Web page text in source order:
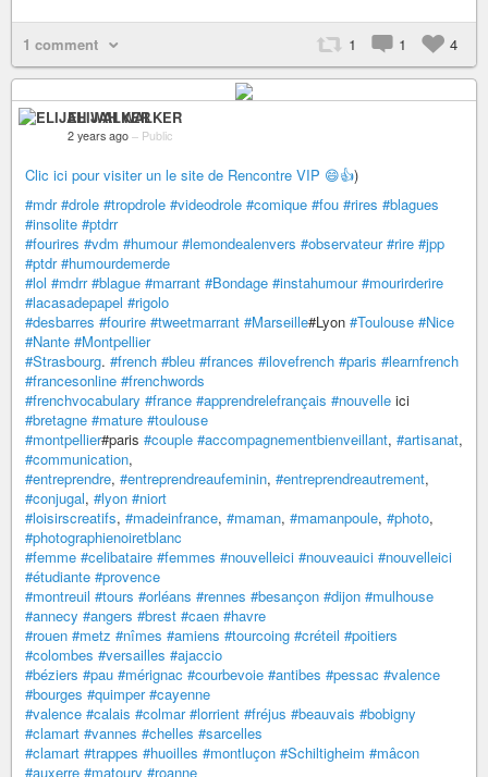
1 comment 1 1 4
ELIJAH WALKER
2 years ago – Public
Clic ici pour visiter un le site de Rencontre VIP 😄👍)
#mdr #drole #tropdrole #videodrole #comique #fou #rires #blagues
#insolite #ptdrr
#fourires #vdm #humour #lemondealenvers #observateur #rire #jpp
#ptdr #humourdemerde
#lol #mdrr #blague #marrant #Bondage #instahumour #mourirderire
#lacasadepapel #rigolo
#desbarres #fourire #tweetmarrant #Marseille#Lyon #Toulouse #Nice
#Nante #Montpellier
#Strasbourg. #french #bleu #frances #ilovefrench #paris #learnfrench
#francesonline #frenchwords
#frenchvocabulary #france #apprendrelefrançais #nouvelle ici
#bretagne #mature #toulouse
#montpellier#paris #couple #accompagnementbienveillant, #artisanat,
#communication,
#entreprendre, #entreprendreaufeminin, #entreprendreautrement,
#conjugal, #lyon #niort
#loisirscreatifs, #madeinfrance, #maman, #mamanpoule, #photo,
#photographienoiretblanc
#femme #celibataire #femmes #nouvelleici #nouveauici #nouvelleici
#étudiante #provence
#montreuil #tours #orléans #rennes #besançon #dijon #mulhouse
#annecy #angers #brest #caen #havre
#rouen #metz #nîmes #amiens #tourcoing #créteil #poitiers
#colombes #versailles #ajaccio
#béziers #pau #mérignac #courbevoie #antibes #pessac #valence
#bourges #quimper #cayenne
#valence #calais #colmar #lorrient #fréjus #beauvais #bobigny
#clamart #vannes #chelles #sarcelles
#clamart #trappes #huoilles #montluçon #Schiltigheim #mâcon
#auxerre #matoury #roanne